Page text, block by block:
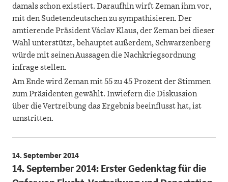
damals schon existiert. Daraufhin wirft Zeman ihm vor,
mit den Sudetendeutschen zu sympathisieren. Der
amtierende Präsident Václav Klaus, der Zeman bei dieser
Wahl unterstützt, behauptet außerdem, Schwarzenberg
würde mit seinen Aussagen die Nachkriegsordnung
infrage stellen.
Am Ende wird Zeman mit 55 zu 45 Prozent der Stimmen
zum Präsidenten gewählt. Inwiefern die Diskussion
über die Vertreibung das Ergebnis beeinflusst hat, ist
umstritten.
14. September 2014
14. September 2014: Erster Gedenktag für die